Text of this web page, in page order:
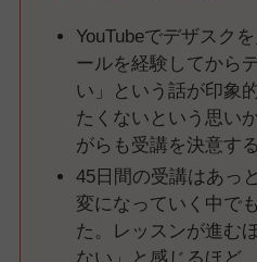
YouTubeでデザスク
ールを経験してから
い」という話が印象
たくないという思い
がらも受講を決意する
45日間の受講はあっ
変になっていく中で
た。レッスンが進む